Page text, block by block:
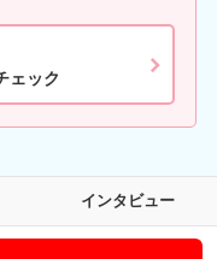
ェック
インタビュー